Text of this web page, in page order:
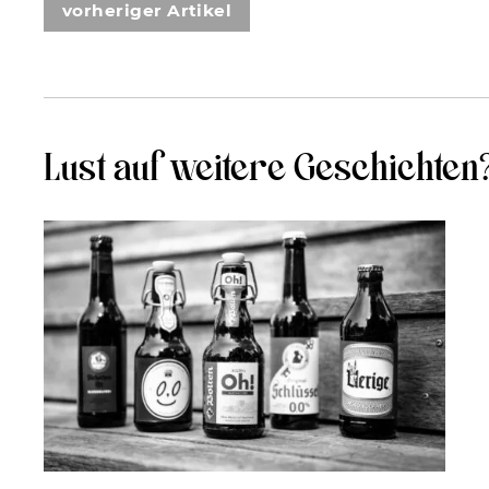
vorheriger Artikel
Lust auf weitere